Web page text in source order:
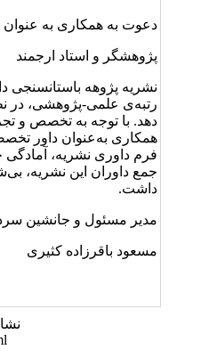
دعوت به همکاری به
پژوهشگر و استاد ارجمند
نشریه پژوهه باستان­سنجی
رتبه‌ی علمی-پژوهشی، در
دهد. با توجه به تخصص و
همکاری به‌عنوان داور
فرم داوری نشریه، آمادگی
جمع داوران این نشریه،
داشت.
مدیر مسئول و جانشین
مسعود باقرزاده کثیری